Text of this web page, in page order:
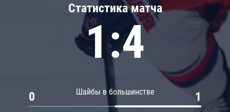
Статистика матча
1:4
Шайбы в большинстве
0 1